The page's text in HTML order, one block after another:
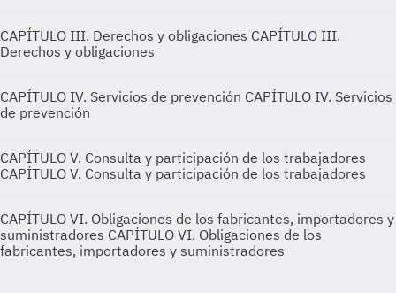
CAPÍTULO III. Derechos y obligaciones CAPÍTULO III.
Derechos y obligaciones
CAPÍTULO IV. Servicios de prevención CAPÍTULO IV. Servicios
de prevención
CAPÍTULO V. Consulta y participación de los trabajadores
CAPÍTULO V. Consulta y participación de los trabajadores
CAPÍTULO VI. Obligaciones de los fabricantes, importadores y
suministradores CAPÍTULO VI. Obligaciones de los
fabricantes, importadores y suministradores